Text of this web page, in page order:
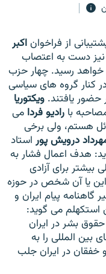
از فراخواناکبر
نیز دست به اعتصاب
خواهد رسید. چهار حزب
کنار گروه های سیاسی
حضور یافتند. ویکتوریا
با رادیو فردا می
هستم، ولی برخی
درویش پور استاد
هدف اعمال فشار به
برای آزادی
یا آن شخص در حوزه
گاهنامه پیام ایران و
استکهلم می گوید:
بشر در ایران
بین المللی را به
خفقان در ایران جلب